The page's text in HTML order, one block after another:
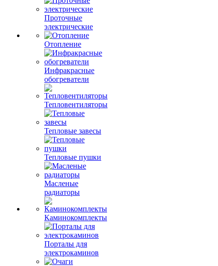
Проточные
электрические
Отопление
Инфракрасные
обогреватели
Тепловентиляторы
Тепловые завесы
Тепловые пушки
Масленые
радиаторы
Каминокомплекты
Порталы для
электрокаминов